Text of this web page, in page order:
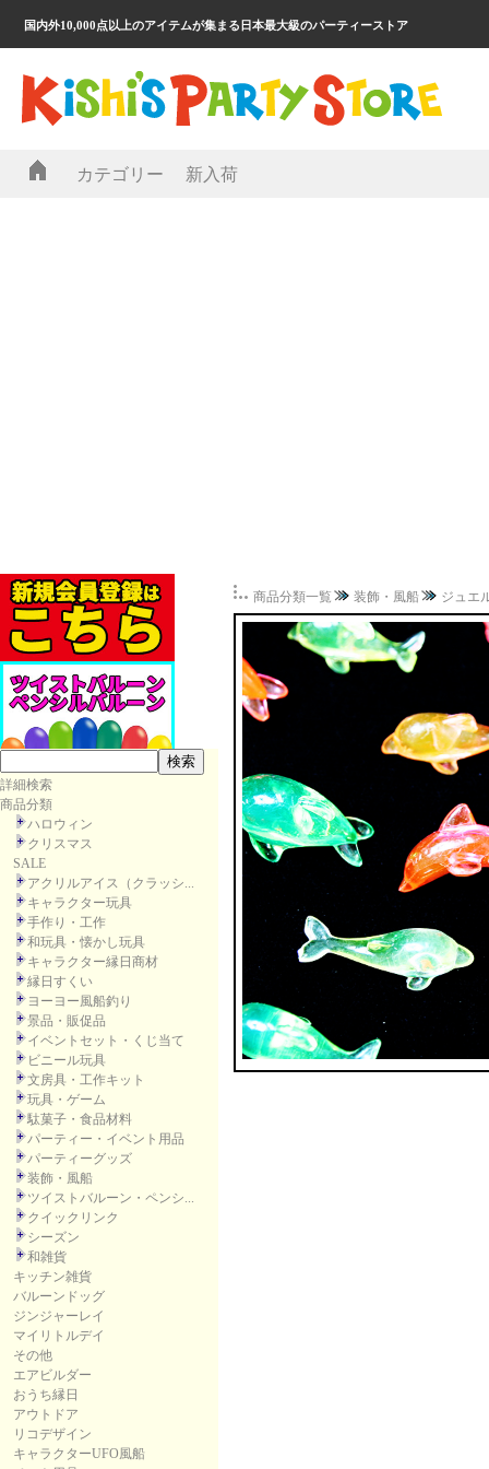
国内外10,000点以上のアイテムが集まる日本最大級のパーティーストア
カテゴリー 新入荷
詳細検索
商品分類
ハロウィン
クリスマス
SALE
アクリルアイス（クラッシ...
キャラクター玩具
手作り・工作
和玩具・懐かし玩具
キャラクター縁日商材
縁日すくい
ヨーヨー風船釣り
景品・販促品
イベントセット・くじ当て
ビニール玩具
文房具・工作キット
玩具・ゲーム
駄菓子・食品材料
パーティー・イベント用品
パーティーグッズ
装飾・風船
ツイストバルーン・ペンシ...
クイックリンク
シーズン
和雑貨
キッチン雑貨
バルーンドッグ
ジンジャーレイ
マイリトルデイ
その他
エアビルダー
おうち縁日
アウトドア
リコデザイン
キャラクターUFO風船
商品分類一覧 装飾・風船 ジュエ